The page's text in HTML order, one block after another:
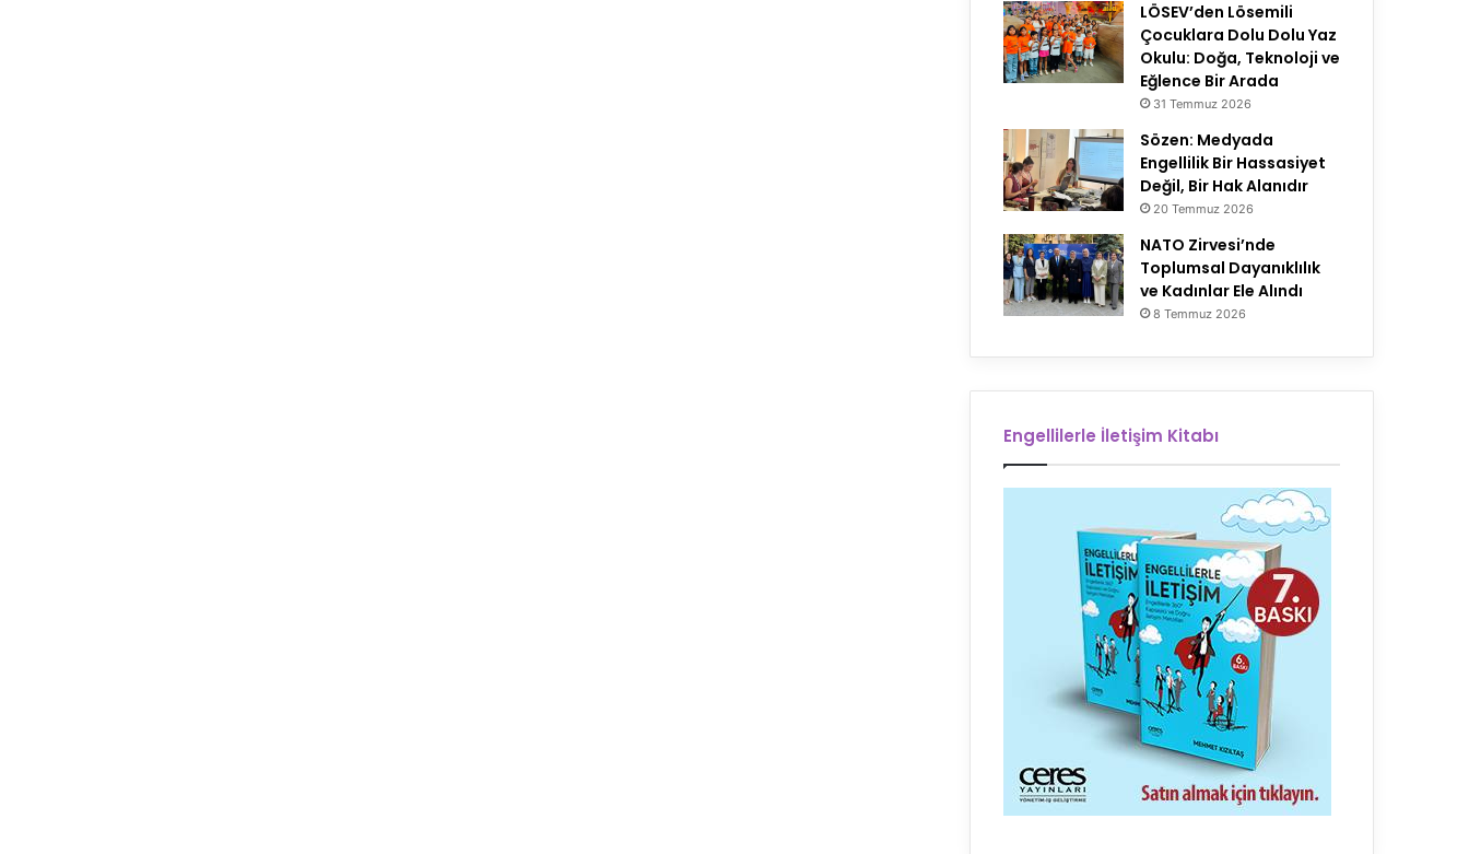
LÖSEV’den Lösemili
Çocuklara Dolu Dolu Yaz
Okulu: Doğa, Teknoloji ve
Eğlence Bir Arada
31 Temmuz 2026
Sözen: Medyada
Engellilik Bir Hassasiyet
Değil, Bir Hak Alanıdır
20 Temmuz 2026
NATO Zirvesi’nde
Toplumsal Dayanıklılık
ve Kadınlar Ele Alındı
8 Temmuz 2026
Engellilerle İletişim Kitabı